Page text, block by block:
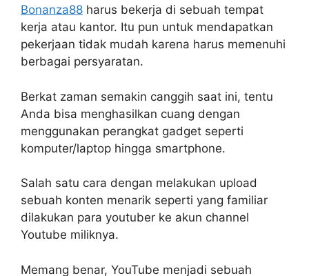
Bonanza88 harus bekerja di sebuah tempat
kerja atau kantor. Itu pun untuk mendapatkan
pekerjaan tidak mudah karena harus memenuhi
berbagai persyaratan.
Berkat zaman semakin canggih saat ini, tentu
Anda bisa menghasilkan cuang dengan
menggunakan perangkat gadget seperti
komputer/laptop hingga smartphone.
Salah satu cara dengan melakukan upload
sebuah konten menarik seperti yang familiar
dilakukan para youtuber ke akun channel
Youtube miliknya.
Memang benar, YouTube menjadi sebuah